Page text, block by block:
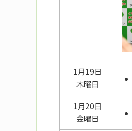
1月19日
木曜日
1月20日
金曜日